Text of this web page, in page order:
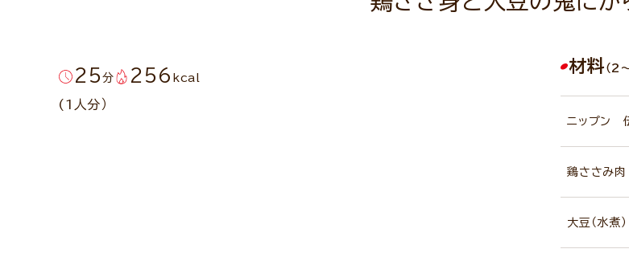
25 分 256 kcal
(1人分）
材料 （2
ニップン
鶏ささみ肉
大豆（水煮）